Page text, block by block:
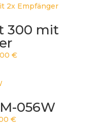
300 mit
€
056W
€